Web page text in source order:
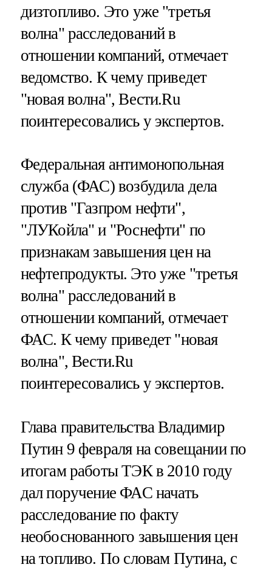
дизтопливо. Это уже "третья
волна" расследований в
отношении компаний, отмечает
ведомство. К чему приведет
"новая волна", Вести.Ru
поинтересовались у экспертов.
Федеральная антимонопольная
служба (ФАС) возбудила дела
против "Газпром нефти",
"ЛУКойла" и "Роснефти" по
признакам завышения цен на
нефтепродукты. Это уже "третья
волна" расследований в
отношении компаний, отмечает
ФАС. К чему приведет "новая
волна", Вести.Ru
поинтересовались у экспертов.
Глава правительства Владимир
Путин 9 февраля на совещании по
итогам работы ТЭК в 2010 году
дал поручение ФАС начать
расследование по факту
необоснованного завышения цен
на топливо. По словам Путина, с